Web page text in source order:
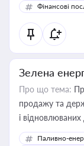
Фінансові
Зелена
Про що тема:
продажу та
і
Паливно-